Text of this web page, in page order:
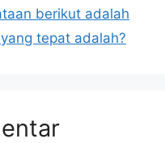
berikut adalah
tepat adalah?